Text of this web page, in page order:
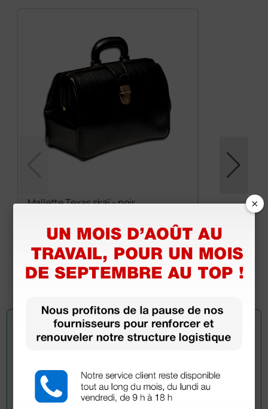
Mallette Texas skaï - noir
144,84 €170,40 €
1 pc.
×